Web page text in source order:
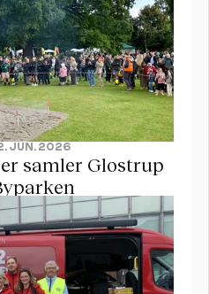
JUN. 2026
samler Glostrup